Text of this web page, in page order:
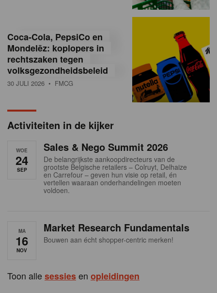
e
a
n
Coca-Cola, PepsiCo en
Mondelēz: koplopers in
rechtszaken tegen
volksgezondheidsbeleid
30 JULI 2026 • FMCG
Activiteiten in de kijker
WOE
24
SEP
Sales & Nego Summit 2026
De belangrijkste aankoopdirecteurs van de
grootste Belgische retailers – Colruyt, Delhaize
en Carrefour – geven hun visie op retail, én
vertellen waaraan onderhandelingen moeten
voldoen.
MA
16
NOV
Market Research Fundamentals
Bouwen aan écht shopper-centric merken!
Toon allesessiesen opleidingen